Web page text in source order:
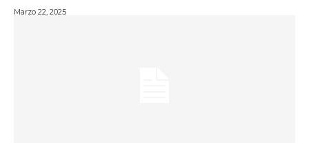
Marzo 22, 2025